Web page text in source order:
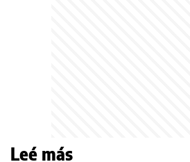
Leé más